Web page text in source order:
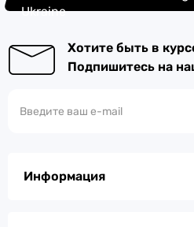
Ukraine
Хотите быть в
Подпишитесь на
Информация